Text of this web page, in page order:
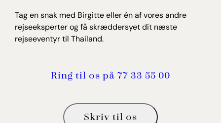
Tag en snak med Birgitte eller én af vores andre
rejseeksperter og få skræddersyet dit næste
rejseeventyr til Thailand.
Ring til os på 77 33 55 00
Skriv til os